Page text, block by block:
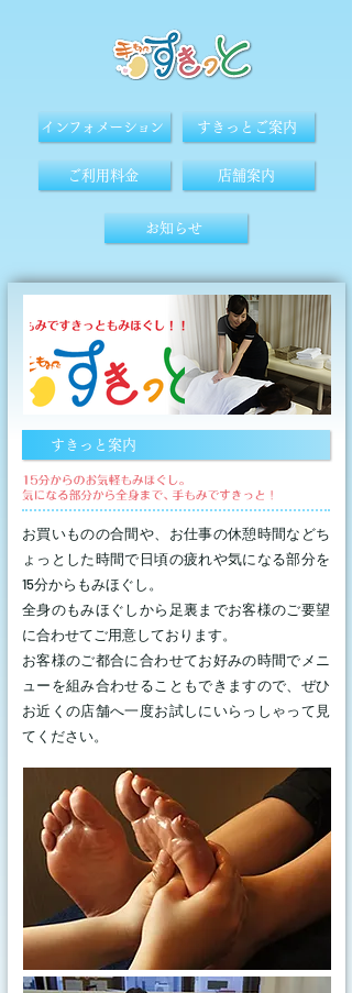
インフォメーション すきっとご案内
ご利用料金 店舗案内
お知らせ
すきっと案内
お買いものの合間や、お仕事の休憩時間などち
ょっとした時間で日頃の疲れや気になる部分を
15分からもみほぐし。
全身のもみほぐしから足裏までお客様のご要望
に合わせてご用意しております。
お客様のご都合に合わせてお好みの時間でメニ
ューを組み合わせることもできますので、ぜひ
お近くの店舗へ一度お試しにいらっしゃって見
てください。